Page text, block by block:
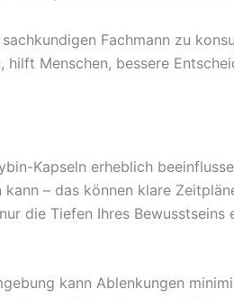
Fachmann zu
Menschen, bessere
Kapseln erheblich
– das können klare
die Tiefen Ihres
kann Ablenkungen